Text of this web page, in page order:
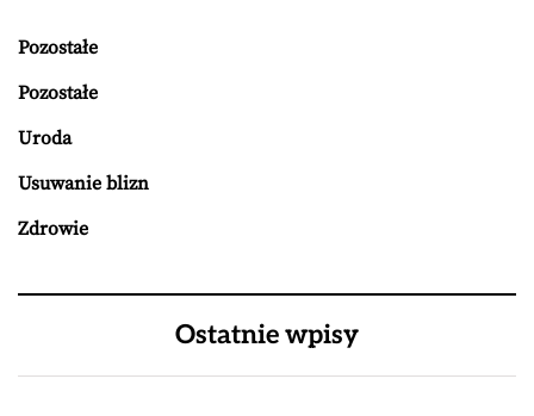
Pozostałe
Pozostałe
Uroda
Usuwanie blizn
Zdrowie
Ostatnie wpisy